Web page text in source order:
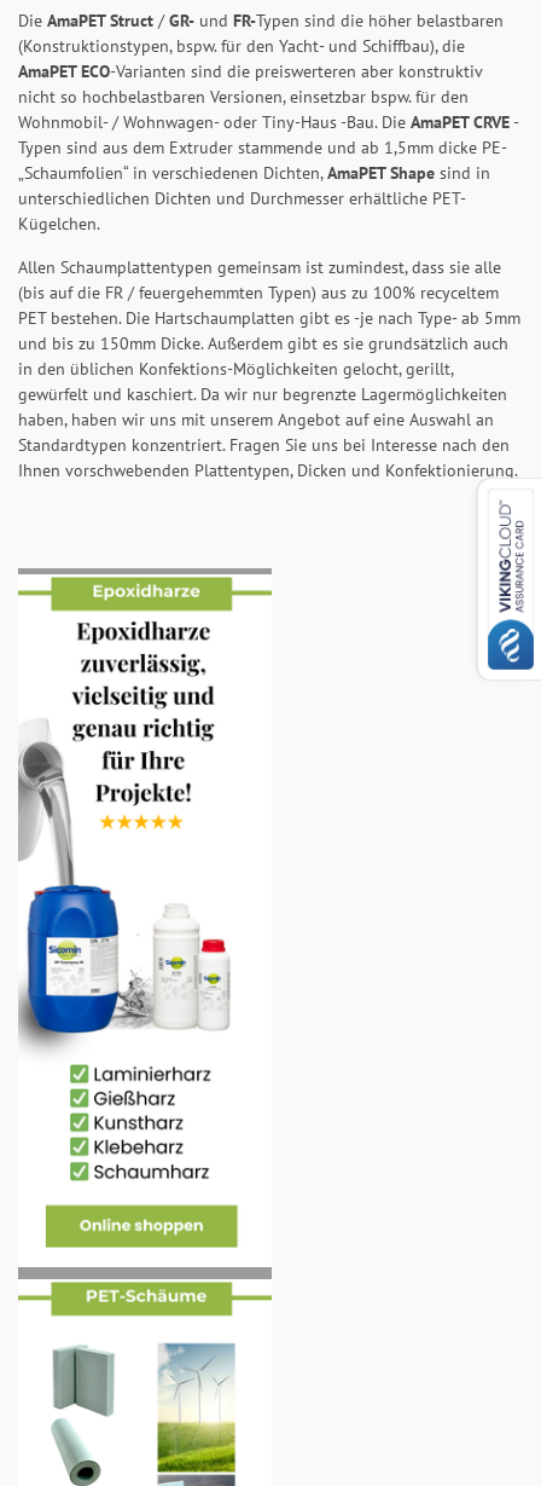
Die AmaPET Struct /GR- und FR-Typen sind die höher belastbaren
(Konstruktionstypen, bspw. für den Yacht- und Schiffbau), die
AmaPET ECO-Varianten sind die preiswerteren aber konstruktiv
nicht so hochbelastbaren Versionen, einsetzbar bspw. für den
Wohnmobil- / Wohnwagen- oder Tiny-Haus -Bau. Die AmaPET CRVE-
Typen sind aus dem Extruder stammende und ab 1,5mm dicke PE-
„Schaumfolien“ in verschiedenen Dichten,AmaPET Shape sind in
unterschiedlichen Dichten und Durchmesser erhältliche PET-
Kügelchen.
Allen Schaumplattentypen gemeinsam ist zumindest, dass sie alle
(bis auf die FR / feuergehemmten Typen) aus zu 100% recyceltem
PET bestehen. Die Hartschaumplatten gibt es -je nach Type- ab 5mm
und bis zu 150mm Dicke. Außerdem gibt es sie grundsätzlich auch
in den üblichen Konfektions-Möglichkeiten gelocht, gerillt,
gewürfelt und kaschiert. Da wir nur begrenzte Lagermöglichkeiten
haben, haben wir uns mit unserem Angebot auf eine Auswahl an
Standardtypen konzentriert. Fragen Sie uns bei Interesse nach den
Ihnen vorschwebenden Plattentypen, Dicken und Konfektionierung.